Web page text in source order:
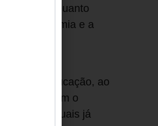
Quanto
a economia e a
quando
à educação, ao
projeto tem o
para os quais já